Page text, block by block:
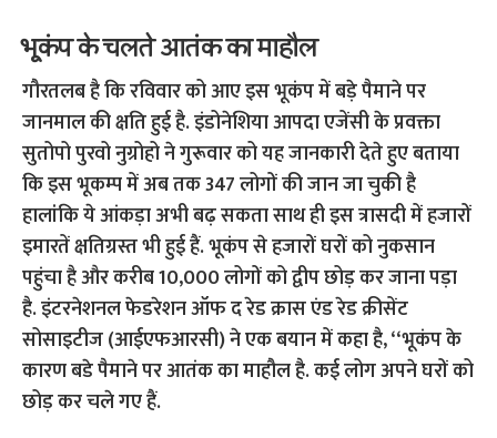
भूकंप के चलते आतंक का माहौल
गौरतलब है कि रविवार को आए इस भूकंप में बड़े पैमाने पर
जानमाल की क्षति हुई है. इंडोनेशिया आपदा एजेंसी के प्रवक्ता
सुतोपो पुरवो नुग्रोहो ने गुरूवार को यह जानकारी देते हुए बताया
कि इस भूकम्प में अब तक 347 लोगों की जान जा चुकी है
हालांकि ये आंकड़ा अभी बढ़ सकता साथ ही इस त्रासदी में हजारों
इमारतें क्षतिग्रस्त भी हुई हैं. भूकंप से हजारों घरों को नुकसान
पहुंचा है और करीब 10,000 लोगों को द्वीप छोड़ कर जाना पड़ा
है. इंटरनेशनल फेडरेशन ऑफ द रेड क्रास एंड रेड क्रीसेंट
सोसाइटीज (आईएफआरसी) ने एक बयान में कहा है, ‘‘भूकंप के
कारण बडे पैमाने पर आतंक का माहौल है. कई लोग अपने घरों को
छोड़ कर चले गए हैं.